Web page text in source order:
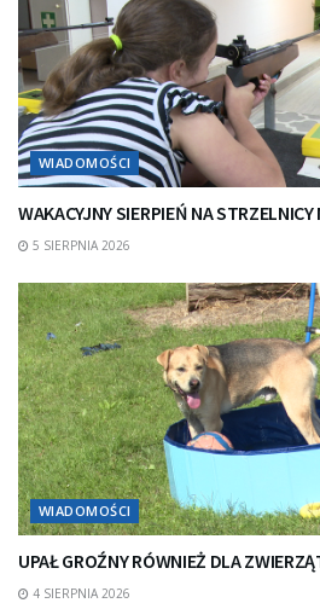
WIADOMOŚCI
WAKACYJNY SIERPIEŃ NA
5 SIERPNIA 2026
WIADOMOŚCI
UPAŁ GROŹNY RÓWNIEŻ DLA
4 SIERPNIA 2026